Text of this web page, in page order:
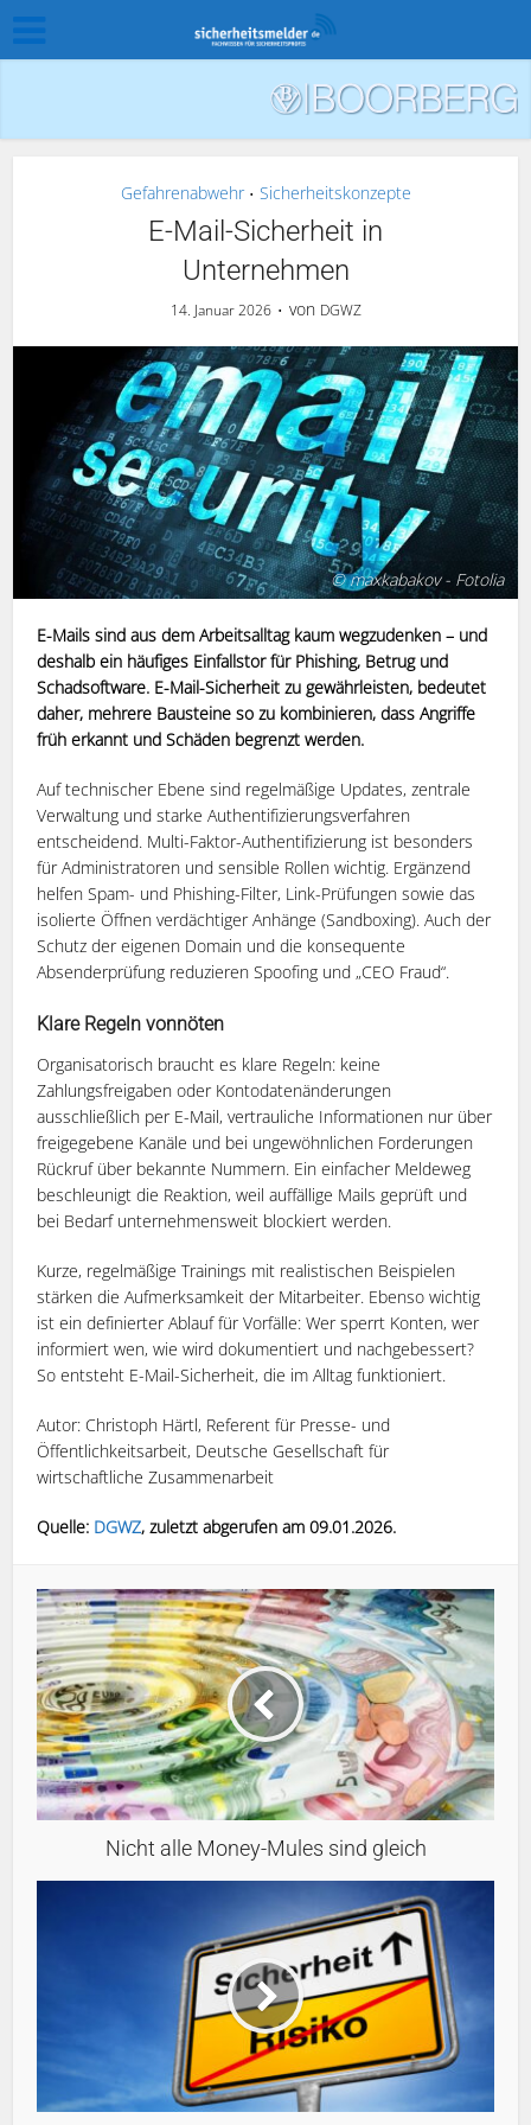
Gefahrenabwehr • Sicherheitskonzepte
E-Mail-Sicherheit in
Unternehmen
14. Januar 2026 von DGWZ
© maxkabakov - Fotolia
E-Mails sind aus dem Arbeitsalltag kaum wegzudenken – und
deshalb ein häufiges Einfallstor für Phishing, Betrug und
Schadsoftware. E-Mail-Sicherheit zu gewährleisten, bedeutet
daher, mehrere Bausteine so zu kombinieren, dass Angriffe
früh erkannt und Schäden begrenzt werden.
Auf technischer Ebene sind regelmäßige Updates, zentrale
Verwaltung und starke Authentifizierungsverfahren
entscheidend. Multi-Faktor-Authentifizierung ist besonders
für Administratoren und sensible Rollen wichtig. Ergänzend
helfen Spam- und Phishing-Filter, Link-Prüfungen sowie das
isolierte Öffnen verdächtiger Anhänge (Sandboxing). Auch der
Schutz der eigenen Domain und die konsequente
Absenderprüfung reduzieren Spoofing und „CEO Fraud“.
Klare Regeln vonnöten
Organisatorisch braucht es klare Regeln: keine
Zahlungsfreigaben oder Kontodatenänderungen
ausschließlich per E-Mail, vertrauliche Informationen nur über
freigegebene Kanäle und bei ungewöhnlichen Forderungen
Rückruf über bekannte Nummern. Ein einfacher Meldeweg
beschleunigt die Reaktion, weil auffällige Mails geprüft und
bei Bedarf unternehmensweit blockiert werden.
Kurze, regelmäßige Trainings mit realistischen Beispielen
stärken die Aufmerksamkeit der Mitarbeiter. Ebenso wichtig
ist ein definierter Ablauf für Vorfälle: Wer sperrt Konten, wer
informiert wen, wie wird dokumentiert und nachgebessert?
So entsteht E-Mail-Sicherheit, die im Alltag funktioniert.
Autor: Christoph Härtl, Referent für Presse- und
Öffentlichkeitsarbeit, Deutsche Gesellschaft für
wirtschaftliche Zusammenarbeit
Quelle: DGWZ, zuletzt abgerufen am 09.01.2026.
Nicht alle Money-Mules sind gleich